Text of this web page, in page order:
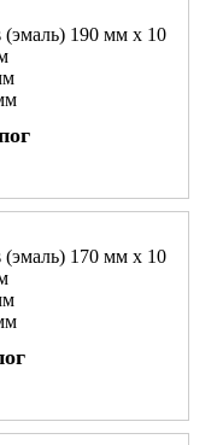
190 мм х 10
170 мм х 10